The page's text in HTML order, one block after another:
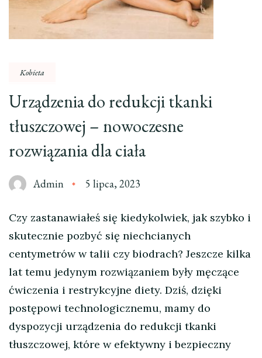
Kobieta
Urządzenia do redukcji tkanki
tłuszczowej – nowoczesne
rozwiązania dla ciała
Admin 5 lipca, 2023
Czy zastanawiałeś się kiedykolwiek, jak szybko i
skutecznie pozbyć się niechcianych
centymetrów w talii czy biodrach? Jeszcze kilka
lat temu jedynym rozwiązaniem były męczące
ćwiczenia i restrykcyjne diety. Dziś, dzięki
postępowi technologicznemu, mamy do
dyspozycji urządzenia do redukcji tkanki
tłuszczowej, które w efektywny i bezpieczny